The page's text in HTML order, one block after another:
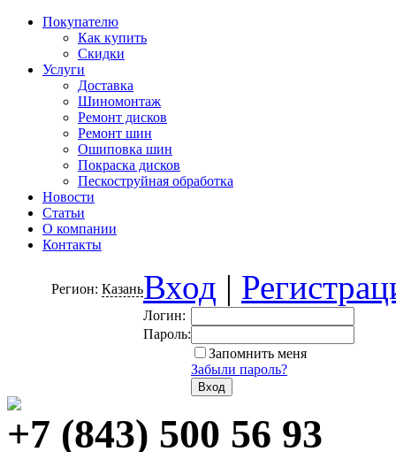
Покупателю
Как купить
Скидки
Услуги
Доставка
Шиномонтаж
Ремонт дисков
Ремонт шин
Ошиповка шин
Покраска дисков
Пескоструйная обработка
Новости
Статьи
О компании
Контакты
Регион: КазаньВход |
Логин:
Пароль:
Запомнить меня
Забыли пароль?
+7 (843) 500 56 93